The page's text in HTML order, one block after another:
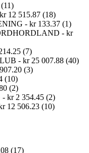
12 515.87 (18)
- kr 133.37 (1)
- kr
(7)
- kr 25 007.88 (40)
(3)
(10)
(2)
kr 2 354.45 (2)
12 506.23 (10)
(17)